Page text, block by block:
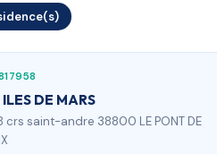
ILES DE MARS
crs saint-andre 38800 LE PONT DE